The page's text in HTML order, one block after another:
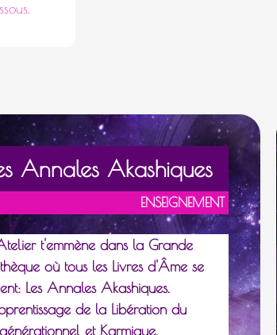
Annales Akashiques
ENSEIGNEMENT
t'emmène dans la Grande
où tous les Livres d'Âme se
Les Annales Akashiques.
de la Libération du
et Karmique.